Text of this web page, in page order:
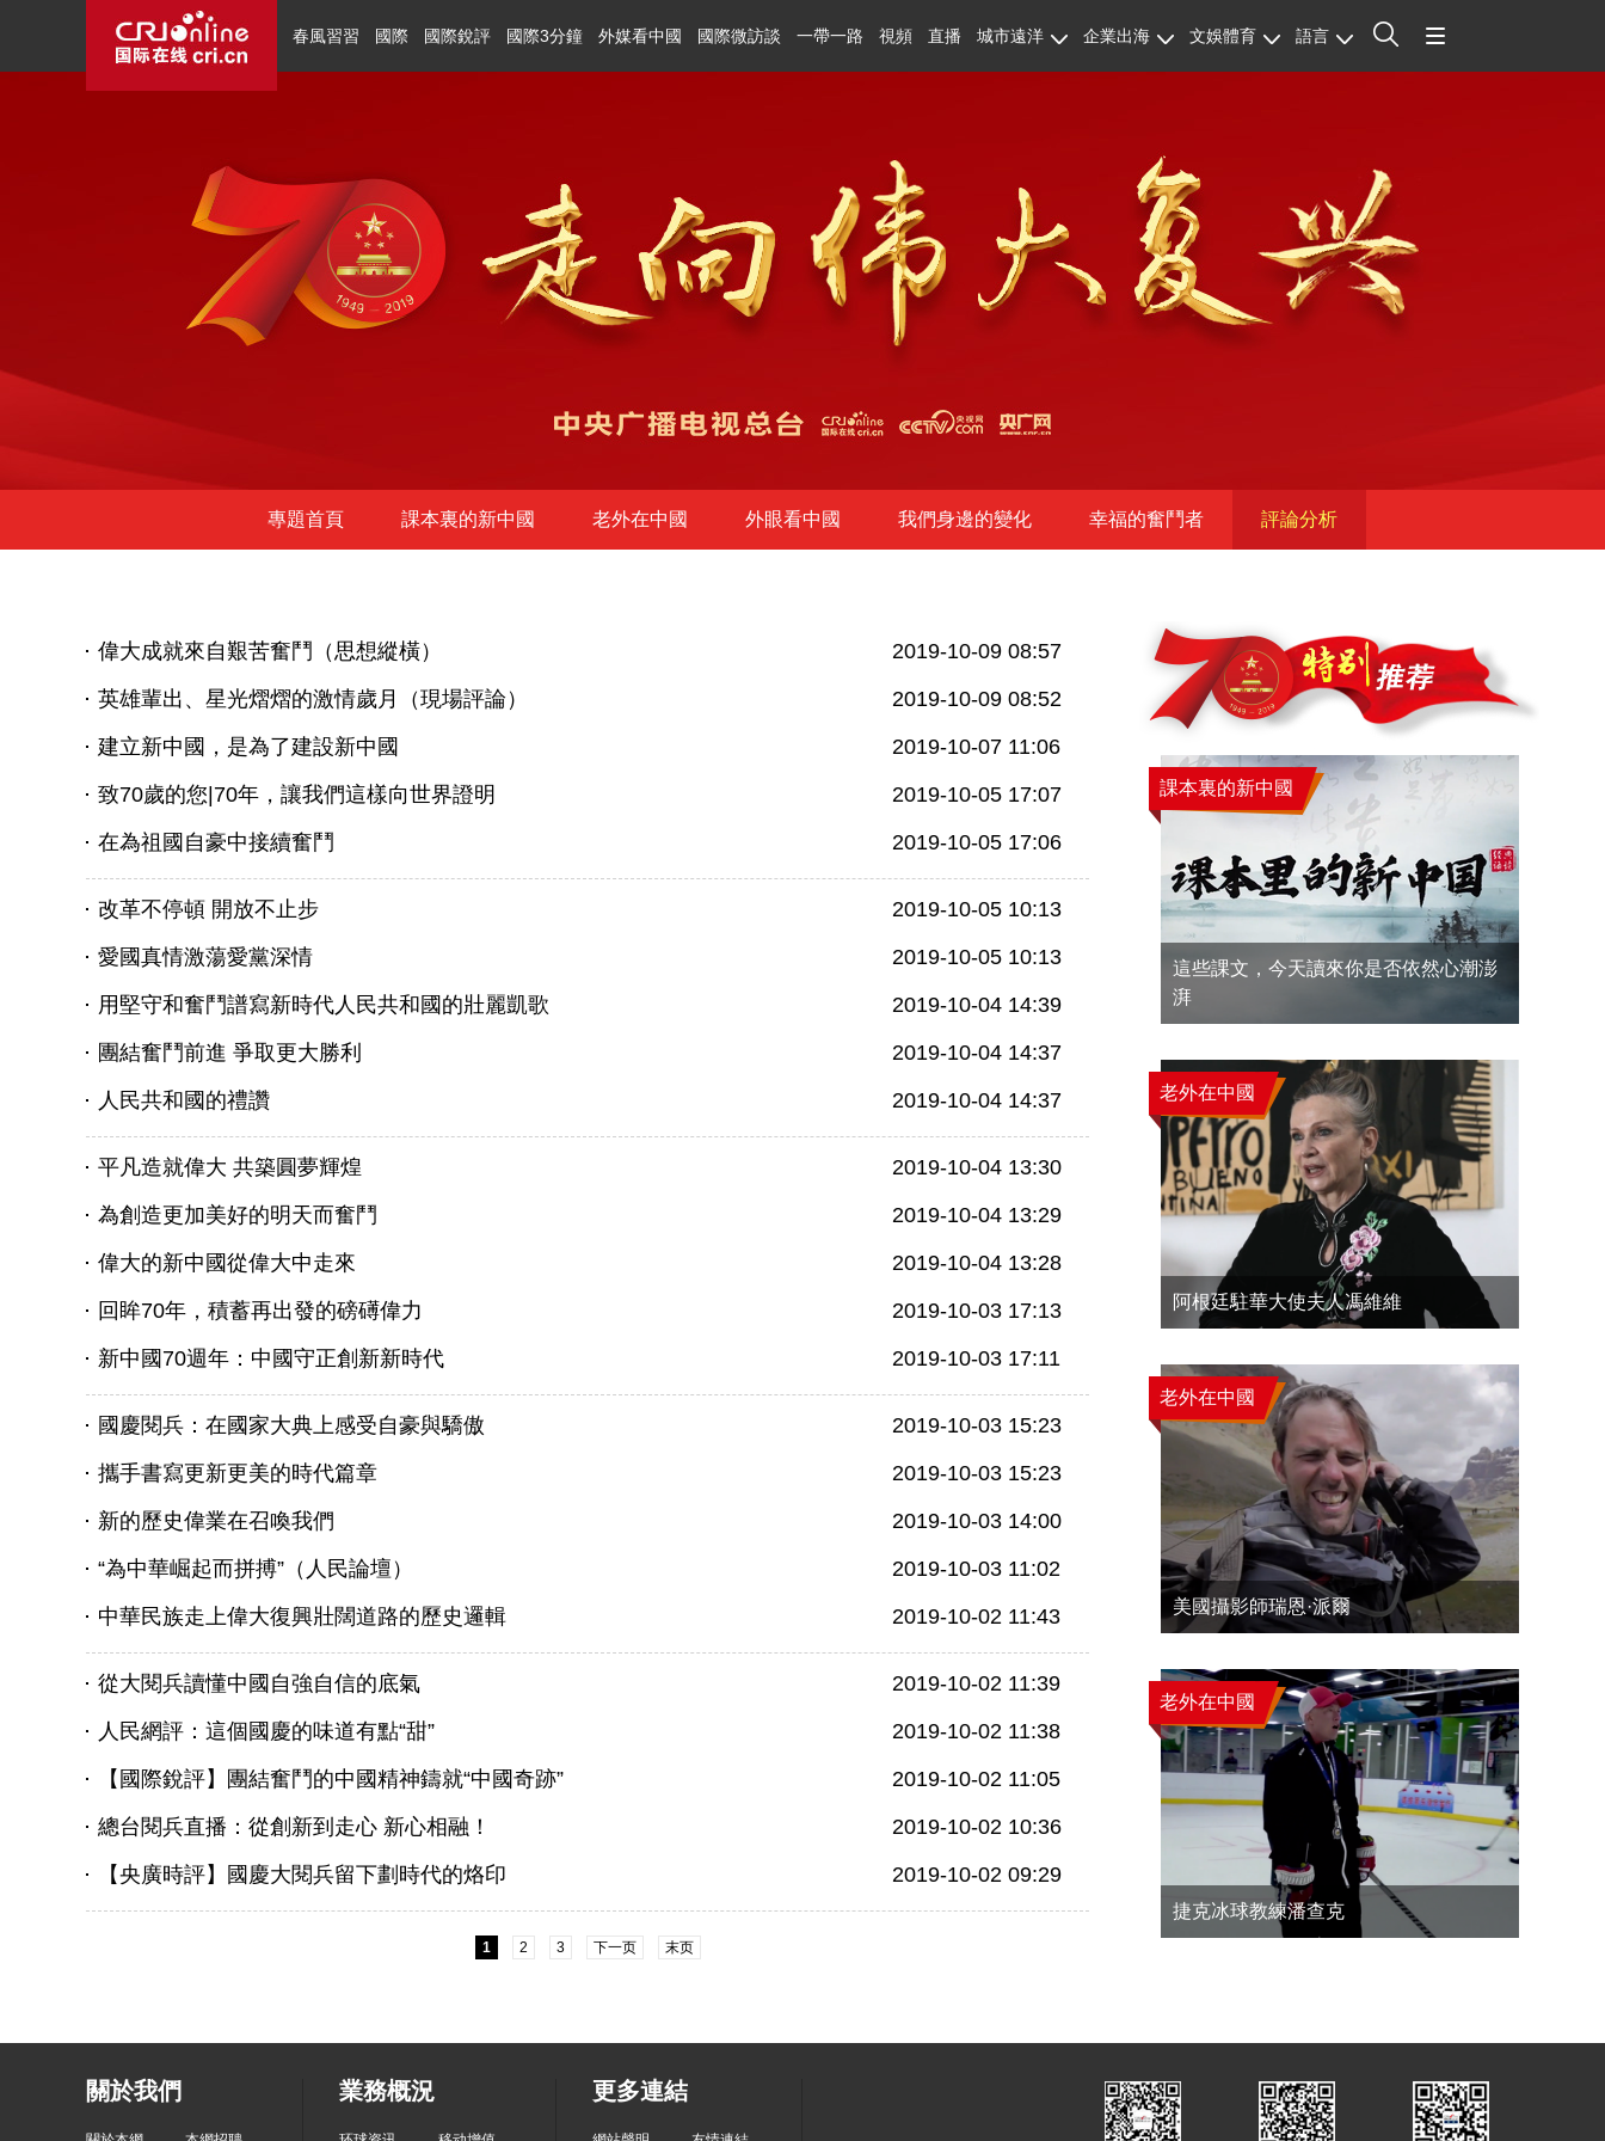
春風習習 國際 國際銳評 國際3分鐘 外媒看中國 國際微訪談 一帶一路 視頻 直播 城市遠洋 企業出海 文娛體育 語言 站內搜索
專題首頁 課本裏的新中國 老外在中國 外眼看中國 我們身邊的變化 幸福的奮鬥者 評論分析
2019-10-09 08:57
偉大成就來自艱苦奮鬥（思想縱橫）
2019-10-09 08:52
英雄輩出、星光熠熠的激情歲月（現場評論）
2019-10-07 11:06
建立新中國，是為了建設新中國
2019-10-05 17:07
致70歲的您|70年，讓我們這樣向世界證明
2019-10-05 17:06
在為祖國自豪中接續奮鬥
2019-10-05 10:13
改革不停頓 開放不止步
2019-10-05 10:13
愛國真情激蕩愛黨深情
2019-10-04 14:39
用堅守和奮鬥譜寫新時代人民共和國的壯麗凱歌
2019-10-04 14:37
團結奮鬥前進 爭取更大勝利
2019-10-04 14:37
人民共和國的禮讚
2019-10-04 13:30
平凡造就偉大 共築圓夢輝煌
2019-10-04 13:29
為創造更加美好的明天而奮鬥
2019-10-04 13:28
偉大的新中國從偉大中走來
2019-10-03 17:13
回眸70年，積蓄再出發的磅礡偉力
2019-10-03 17:11
新中國70週年：中國守正創新新時代
2019-10-03 15:23
國慶閱兵：在國家大典上感受自豪與驕傲
2019-10-03 15:23
攜手書寫更新更美的時代篇章
2019-10-03 14:00
新的歷史偉業在召喚我們
2019-10-03 11:02
“為中華崛起而拼搏”（人民論壇）
2019-10-02 11:43
中華民族走上偉大復興壯闊道路的歷史邏輯
2019-10-02 11:39
從大閱兵讀懂中國自強自信的底氣
2019-10-02 11:38
人民網評：這個國慶的味道有點“甜”
2019-10-02 11:05
【國際銳評】團結奮鬥的中國精神鑄就“中國奇跡”
2019-10-02 10:36
總台閱兵直播：從創新到走心 新心相融！
2019-10-02 09:29
【央廣時評】國慶大閱兵留下劃時代的烙印
1 2 3 下一页 末页
課本裏的新中國
這些課文，今天讀來你是否依然心潮澎
湃
老外在中國
阿根廷駐華大使夫人馮維維
老外在中國
美國攝影師瑞恩·派爾
老外在中國
捷克冰球教練潘查克
關於我們 業務概況 更多連結